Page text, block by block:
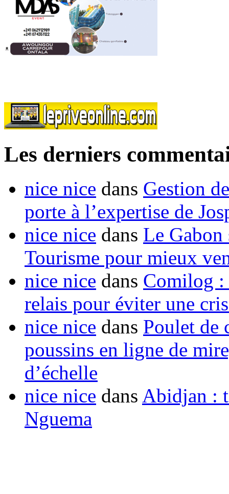
Les derniers
nice nice dans Gestion
porte à l’expertise de
nice nice dans Le Gabon
Tourisme pour mieux
nice nice dans Comilog :
relais pour éviter une
nice nice dans Poulet de
poussins en ligne de
d’échelle
nice nice dans Abidjan :
Nguema